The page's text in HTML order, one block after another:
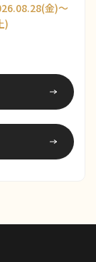
金)～
)